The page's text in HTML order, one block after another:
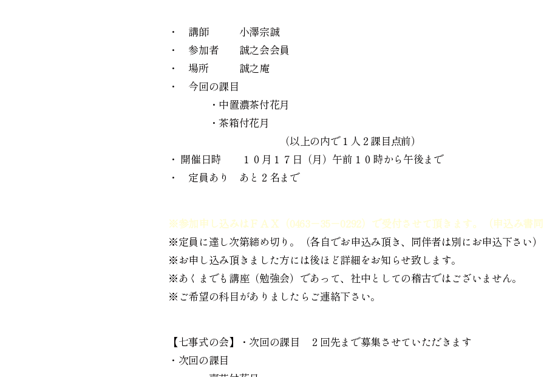
・ 講師 小澤宗誠
・ 参加者 誠之会会員
・ 場所 誠之庵
・ 今回の課目
・中置濃茶付花月
・茶箱付花月
（以上の内で１人２課目点前）
・ 開催日時 １０月１７日（月）午前１０時から午後まで
・ 定員あり あと２名まで
※参加申し込みはＦＡＸ（0463－35－0292）で受付させて頂きます。（申込み書
※定員に達し次第締め切り。（各自でお申込み頂き、同伴者は別にお申込下さい）
※お申し込み頂きました方には後ほど詳細をお知らせ致します。
※あくまでも講座（勉強会）であって、社中としての稽古ではございません。
※ご希望の科目がありましたらご連絡下さい。
【七事式の会】・次回の課目 ２回先まで募集させていただきます
・次回の課目